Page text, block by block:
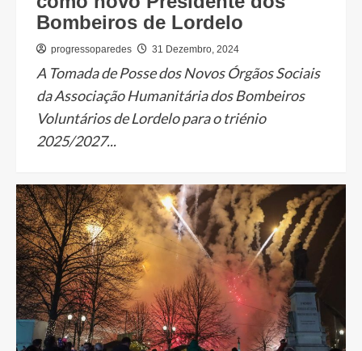
Bombeiros de Lordelo
progressoparedes 31 Dezembro, 2024
A Tomada de Posse dos Novos Órgãos Sociais
da Associação Humanitária dos Bombeiros
Voluntários de Lordelo para o triénio
2025/2027...